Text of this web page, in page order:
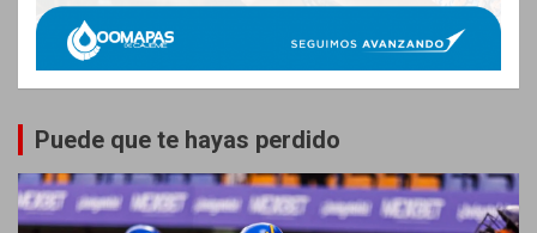
Puede que te hayas perdido